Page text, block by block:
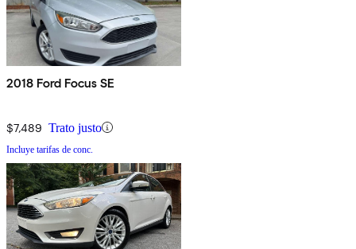
2018 Ford Focus SE
$7,489 Trato justo
Incluye tarifas de conc.